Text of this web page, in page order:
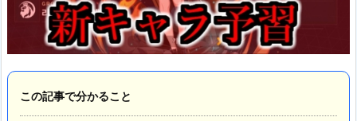
この記事で分かること